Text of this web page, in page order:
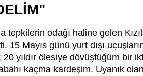
tepkilerin odağı haline gelen
Mayıs günü yurt dışı
yıldır ölesiye dövüştüğüm bir
kaçma kardeşim. Uyanık